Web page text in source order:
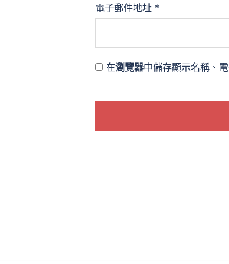
電子郵件地址 *
在瀏覽器中儲存顯示名稱、